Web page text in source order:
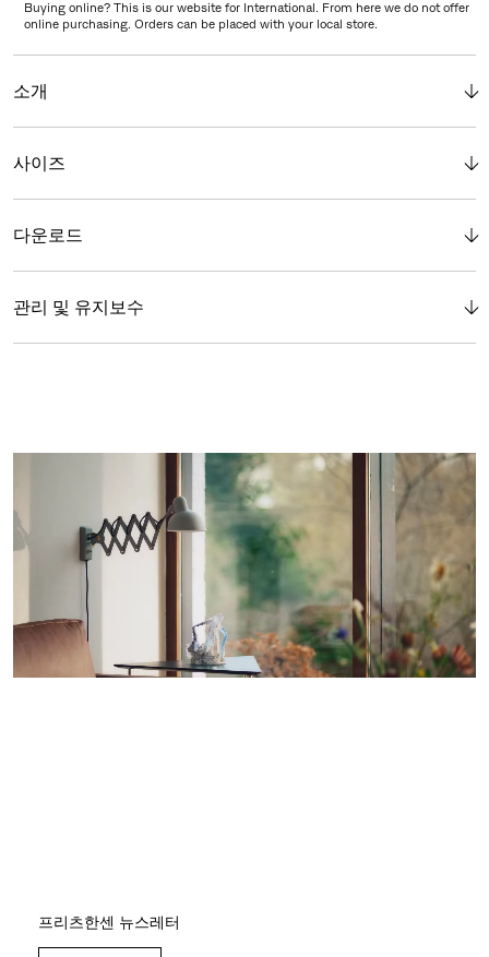
Buying online? This is our website for International. From here we do not offer
online purchasing. Orders can be placed with your local store.
소개
사이즈
다운로드
관리 및 유지보수
프리츠한센 뉴스레터